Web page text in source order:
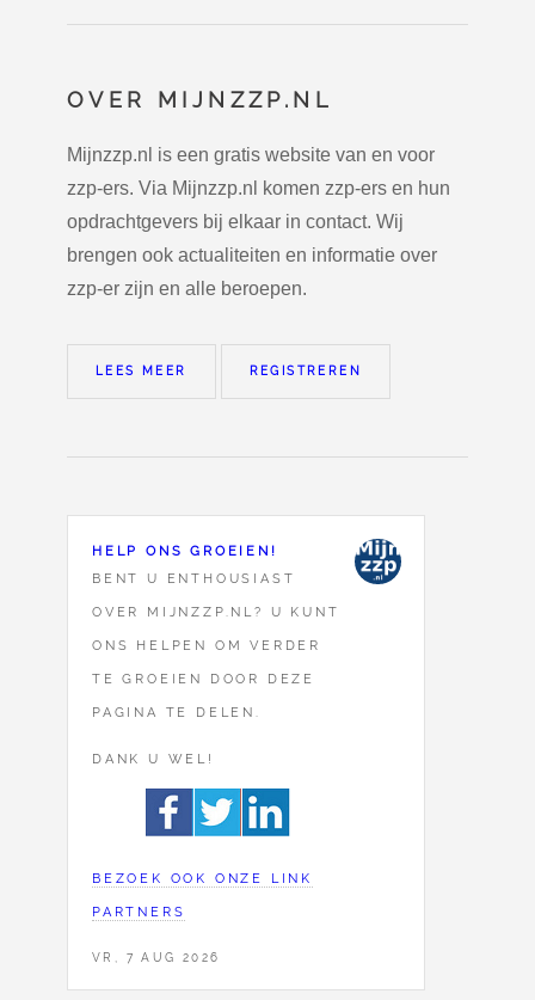
OVER MIJNZZP.NL
Mijnzzp.nl is een gratis website van en voor
zzp-ers. Via Mijnzzp.nl komen zzp-ers en hun
opdrachtgevers bij elkaar in contact. Wij
brengen ook actualiteiten en informatie over
zzp-er zijn en alle beroepen.
LEES MEER REGISTREREN
HELP ONS GROEIEN!
BENT U ENTHOUSIAST
OVER MIJNZZP.NL? U KUNT
ONS HELPEN OM VERDER
TE GROEIEN DOOR DEZE
PAGINA TE DELEN.
DANK U WEL!
BEZOEK OOK ONZE LINK
PARTNERS
VR, 7 AUG 2026